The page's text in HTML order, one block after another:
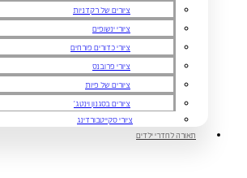
ציורים של רקדניות
ציורי ינשופים
ציורי כדורים פורחים
ציורי פרובנס
ציורים של פיות
ציורים בסגנון וינטג'
ציורי סקייטבורדינג
תאורה לחדרי ילדים